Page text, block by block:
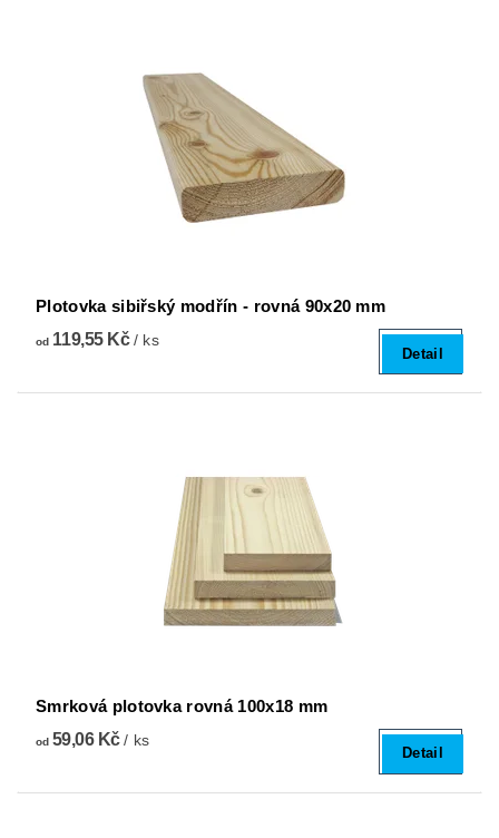
Plotovka sibiřský modřín - rovná 90x20 mm
od119,55 Kč/ ks
Detail
Smrková plotovka rovná 100x18 mm
od59,06 Kč/ ks
Detail